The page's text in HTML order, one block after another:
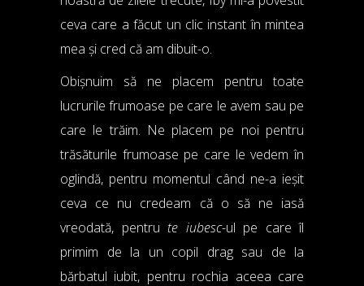
ceva care a făcut un clic instant în mintea
mea și cred că am dibuit-o.
Obișnuim să ne placem pentru toate
lucrurile frumoase pe care le avem sau pe
care le trăim. Ne placem pe noi pentru
trăsăturile frumoase pe care le vedem în
oglindă, pentru momentul când ne-a ieșit
ceva ce nu credeam că o să ne iasă
vreodată, pentru te iubesc-ul pe care îl
primim de la un copil drag sau de la
bărbatul iubit, pentru rochia aceea care